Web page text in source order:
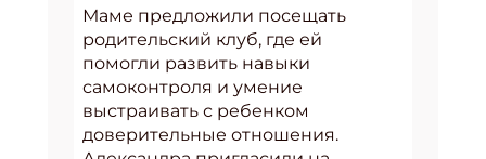
Маме предложили посещать
родительский клуб, где ей
помогли развить навыки
самоконтроля и умение
выстраивать с ребенком
доверительные отношения.